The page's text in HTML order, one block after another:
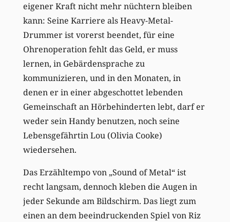
eigener Kraft nicht mehr nüchtern bleiben
kann: Seine Karriere als Heavy-Metal-
Drummer ist vorerst beendet, für eine
Ohrenoperation fehlt das Geld, er muss
lernen, in Gebärdensprache zu
kommunizieren, und in den Monaten, in
denen er in einer abgeschottet lebenden
Gemeinschaft an Hörbehinderten lebt, darf er
weder sein Handy benutzen, noch seine
Lebensgefährtin Lou (Olivia Cooke)
wiedersehen.
Das Erzähltempo von „Sound of Metal“ ist
recht langsam, dennoch kleben die Augen in
jeder Sekunde am Bildschirm. Das liegt zum
einen an dem beeindruckenden Spiel von Riz